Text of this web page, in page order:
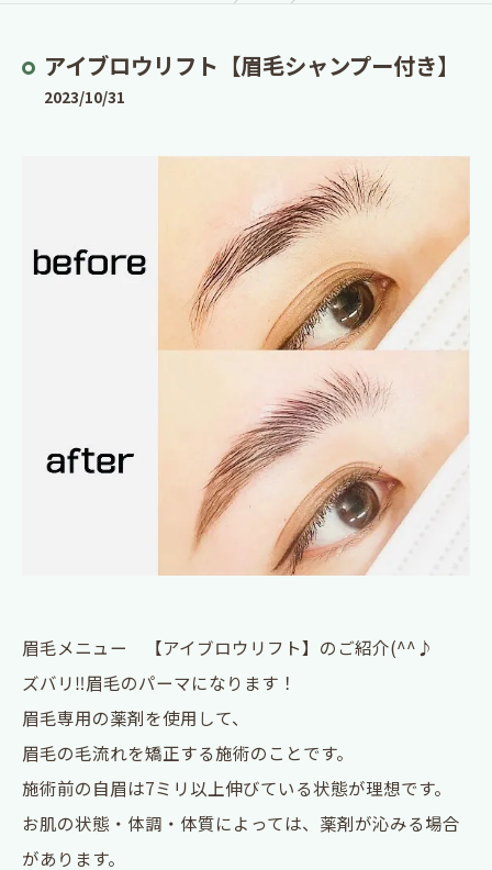
アイブロウリフト【眉毛シャンプー付き】
2023/10/31
眉毛メニュー 【アイブロウリフト】のご紹介(^^♪
ズバリ‼眉毛のパーマになります！
眉毛専用の薬剤を使用して、
眉毛の毛流れを矯正する施術のことです。
施術前の自眉は7ミリ以上伸びている状態が理想です。
お肌の状態・体調・体質によっては、薬剤が沁みる場合
があります。